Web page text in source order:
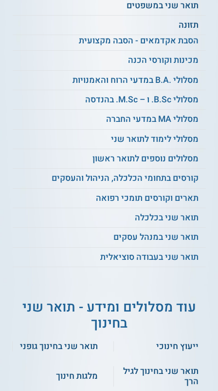
האוניברסיטה העברית בירושלים.
אפשרויות תעסוקה
בוגרי התואר יכולים להמשיך במחקר באקדמיה ובמכוני המחקר
במערכת החינוך כמפקחים וכמרכזים והם משתלבים במרכזי חינוך
** לתשומת לבך נכונות המידע עלולה להשתנות
מעת לעת. המידע המוצג כאן נכתב ונערך על ידי
צוות האתר. למען הסר ספק בין האתר למוסד
הלימודים לא מתקיים קשר מכל סוג שהוא.
למידע נוסף לחצו:האוניברסיטה העברית בירושלים
תואר שני במשפטים
תזונה
הסבת אקדמאים - הסבה מקצועית
מכינות וקורסי הכנה
מסלולי .B.A במדעי הרוח והאמנויות
מסלולי B.Sc. ו – M.Sc. בהנדסה
מסלולי MA במדעי החברה
מסלולי לימוד לתואר שני
מסלולים נוספים לתואר ראשון
קורסים בתחומי הכלכלה, הניהול והעסקים
תארים וקורסים תומכי רפואה
תואר שני בכלכלה
תואר שני במנהל עסקים
תואר שני בעבודה סוציאלית
עוד מסלולים ומידע - תואר שני
בחינוך
ייעוץ חינוכי
תואר שני בחינוך גופני
תואר שני בחינוך לגיל
הרך
מלגות חינוך